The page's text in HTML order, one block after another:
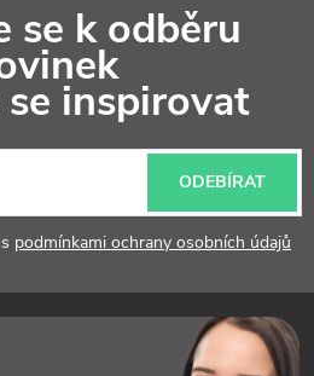
se k odběru
inspirovat
podmínkami ochrany osobních údajů
ODEBÍRAT